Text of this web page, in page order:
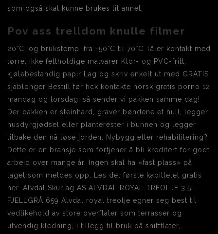
som også skal kunne brukes til annet.
Pov ass trelldom knulle filmer
20°C, og brukstemp. fra -50°C til 70°C Tåler kontakt med
tørre, ikke fettholdige matvarer Klor- og PVC-fritt,
kjølebestandig papir Lag og skriv enkelt ut med GRATIS
sjablonger Bestill før fick kontakte norsk gratis porno 12
mandag og torsdag, så sender vi pakken samme dag!
Der bakken er steinhard, graver bøndene et hull, legger
husdyrgjødsel eller planterester i bunnen og legger
tilbake den nå løse jorden. Nybygg eller rehabilitering?
Dette er en bransje som fortjener å bli kreditert for godt
arbeid over mange år. Ingen skal ha «fast plass» på
laget som meldes opp. Les det første kapittelet gratis
her. Alvdal Skurlag AS ALVDAL ROYAL TREOLJE 3,5L
FJELLGRÅ 659 Alvdal royal treolje egner seg best til
vedlikehold av store overflater som terrasser og
utvendig kledning, i tillegg til bruk på snittflater,